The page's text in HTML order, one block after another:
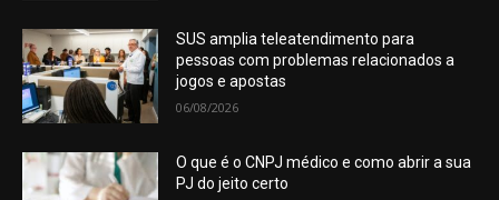
SUS amplia teleatendimento para
pessoas com problemas relacionados a
jogos e apostas
06/08/2026
O que é o CNPJ médico e como abrir a sua
PJ do jeito certo